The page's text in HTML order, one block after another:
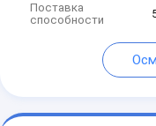
Поставка
способности